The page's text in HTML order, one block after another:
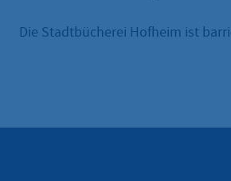
Die Stadtbücherei Hofheim ist